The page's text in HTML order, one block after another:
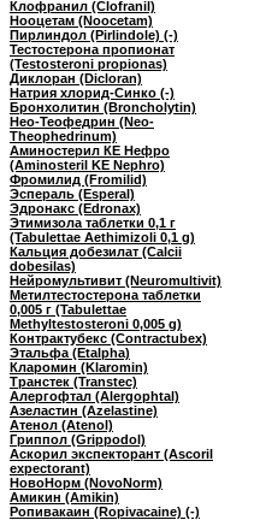
Клофранил (Clofranil)
Нооцетам (Noocetam)
Пирлиндол (Pirlindole) (-)
Тестостерона пропионат
(Testosteroni propionas)
Диклоран (Dicloran)
Натрия хлорид-Синко (-)
Бронхолитин (Broncholytin)
Нео-Теофедрин (Neo-
Theophedrinum)
Аминостерил КЕ Нефро
(Aminosteril KE Nephro)
Фромилид (Fromilid)
Эспераль (Esperal)
Эдронакс (Edronax)
Этимизола таблетки 0,1 г
(Tabulettae Aethimizoli 0,1 g)
Кальция добезилат (Calcii
dobesilas)
Нейромультивит (Neuromultivit)
Метилтестостерона таблетки
0,005 г (Tabulettae
Methyltestosteroni 0,005 g)
Контрактубекс (Contractubex)
Этальфа (Etalpha)
Кларомин (Klaromin)
Транстек (Transtec)
Алергофтал (Alergophtal)
Азеластин (Azelastine)
Атенол (Atenol)
Гриппол (Grippodol)
Аскорил экспекторант (Ascoril
expectorant)
НовоНорм (NovoNorm)
Амикин (Amikin)
Ропивакаин (Ropivacaine) (-)